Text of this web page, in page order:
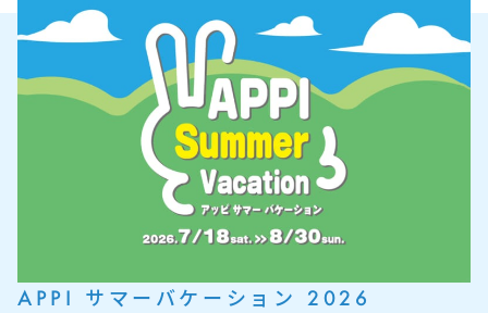
APPI サマーバケーション 2026